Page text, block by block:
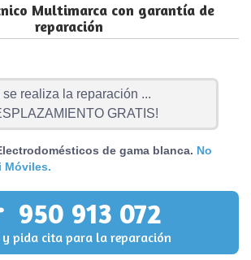
Multimarca con garantía de
reparación
se realiza la reparación ...
GRATIS!
de gama blanca. No
Móviles.
950 913 072
y pida cita para la reparación